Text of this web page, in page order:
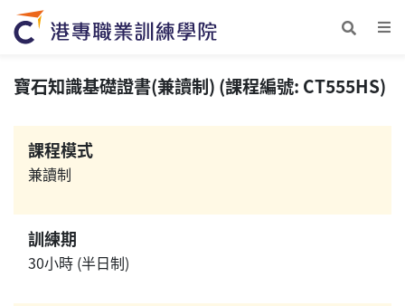
寶石知識基礎證書(兼讀制) (課程編號: CT555HS)
課程模式
兼讀制
訓練期
30小時 (半日制)